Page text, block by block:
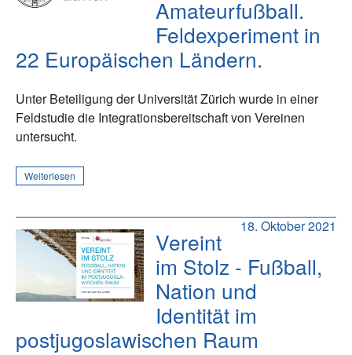
Amateurfußball.
Feldexperiment in
22 Europäischen Ländern.
Unter Beteiligung der Universität Zürich wurde in einer
Feldstudie die Integrationsbereitschaft von Vereinen
untersucht.
Weiterlesen
18. Oktober 2021
Vereint
im Stolz - Fußball,
Nation und
Identität im
postjugoslawischen Raum